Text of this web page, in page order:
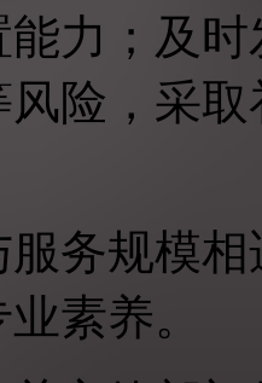
力；及
险，采
服务规模
素养。